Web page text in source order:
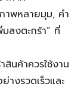
าพหลายมุม, คำ
ลงตะกร้า” ที่
สินค้าควรใช้งาน
างรวดเร็วและ